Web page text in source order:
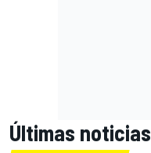
Últimas noticias